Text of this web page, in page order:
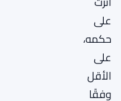
على
حكمه،
على
الأقل
وفقًا